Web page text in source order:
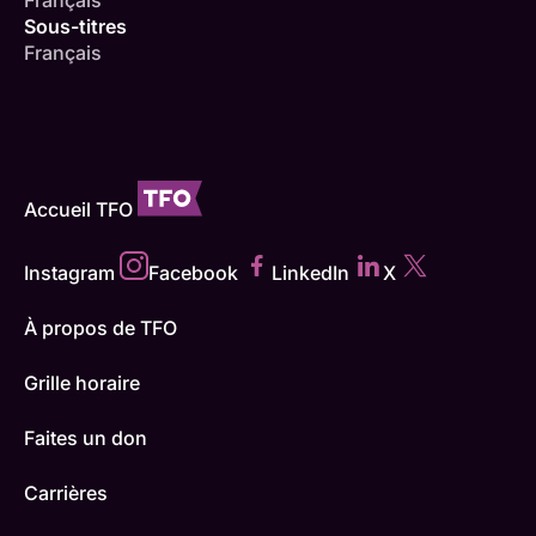
Sous-titres
Français
Accueil TFO
Instagram Facebook LinkedIn X
À propos de TFO
Grille horaire
Faites un don
Carrières